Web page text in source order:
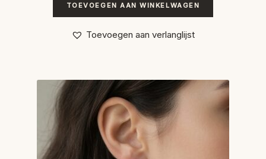
TOEVOEGEN AAN WINKELWAGEN
Toevoegen aan verlanglijst